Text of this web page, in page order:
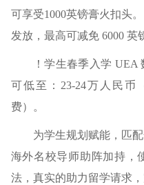
可享受1000英镑膏火扣头
发放，最高可减免 6000 英
！学生春季入学 UEA
可低至：23-24万人民
费）。
为学生规划赋能，匹配
海外名校导师助阵加持，
法，真实的助力留学请求